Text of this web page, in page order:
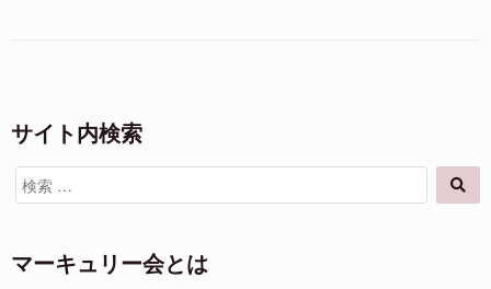
演
サイト内検索
検
索
索
マーキュリー会とは